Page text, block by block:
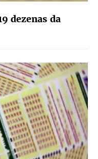
dezenas da